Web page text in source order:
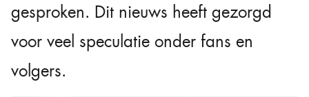
gesproken. Dit nieuws heeft gezorgd
voor veel speculatie onder fans en
volgers.